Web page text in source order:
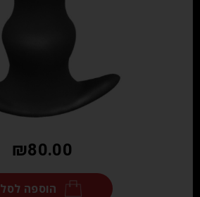
₪80.00
הוספה לסל